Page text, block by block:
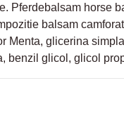
Pferdebalsam horse
balsam
Menta, glicerina
benzil glicol, glicol